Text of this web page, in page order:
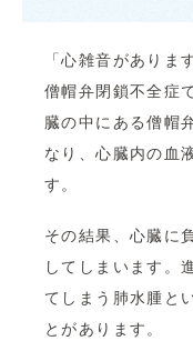
「心雑音がありま
僧帽弁閉鎖不全症
臓の中にある僧帽
なり、心臓内の血
す。
その結果、心臓に
してしまいます。
てしまう肺水腫と
とがあります。